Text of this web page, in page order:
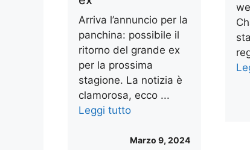
Arriva l’annuncio per la
panchina: possibile il
ritorno del grande ex
per la prossima
stagione. La notizia è
clamorosa, ecco ...
Leggi tutto
Marzo 9, 2024